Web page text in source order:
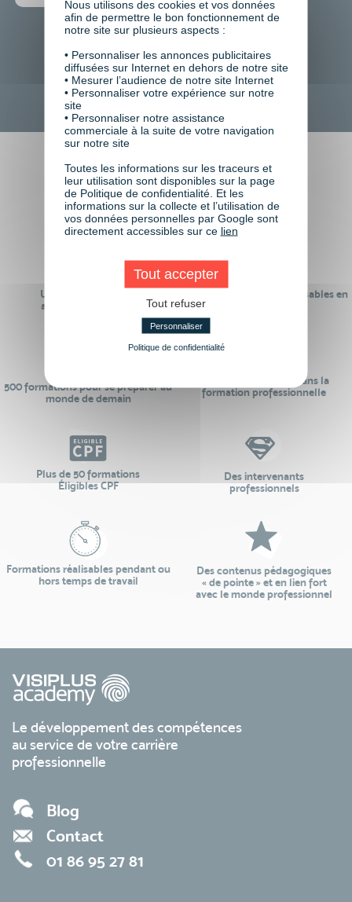
TOUTES NOS FORMATIONS COURTES
Faire le choix de VISIPLUS
academy c’est
Un réseau de 22 000
anciens participants
100% des formations réalisables en
500 formations pour se préparer au
monde de demain
24 ans d'expérience dans la
formation professionnelle
Plus de 50 formations
Éligibles CPF
Des intervenants
professionnels
Formations réalisables pendant ou
hors temps de travail
Des contenus pédagogiques
« de pointe » et en lien fort
avec le monde professionnel
Le développement des compétences
au service de votre carrière
professionnelle
Blog
Contact
01 86 95 27 81
Nous utilisons des cookies et vos données
afin de permettre le bon fonctionnement de
notre site sur plusieurs aspects :
• Personnaliser les annonces publicitaires
diffusées sur Internet en dehors de notre site
• Mesurer l’audience de notre site Internet
• Personnaliser votre expérience sur notre
site
• Personnaliser notre assistance
commerciale à la suite de votre navigation
sur notre site
Toutes les informations sur les traceurs et
leur utilisation sont disponibles sur la page
de Politique de confidentialité. Et les
informations sur la collecte et l’utilisation de
vos données personnelles par Google sont
directement accessibles sur ce lien
Tout accepter
Tout refuser
Personnaliser
Politique de confidentialité